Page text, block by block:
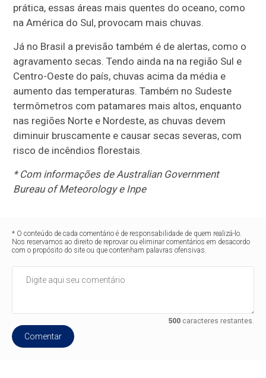
prática, essas áreas mais quentes do oceano, como
na América do Sul, provocam mais chuvas.
Já no Brasil a previsão também é de alertas, como o
agravamento secas. Tendo ainda na na região Sul e
Centro-Oeste do país, chuvas acima da média e
aumento das temperaturas. Também no Sudeste
termômetros com patamares mais altos, enquanto
nas regiões Norte e Nordeste, as chuvas devem
diminuir bruscamente e causar secas severas, com
risco de incêndios florestais.
* Com informações de Australian Government
Bureau of Meteorology e Inpe
* O conteúdo de cada comentário é de responsabilidade de quem realizá-lo.
Nos reservamos ao direito de reprovar ou eliminar comentários em desacordo
com o propósito do site ou que contenham palavras ofensivas.
500caracteres restantes.
Comentar